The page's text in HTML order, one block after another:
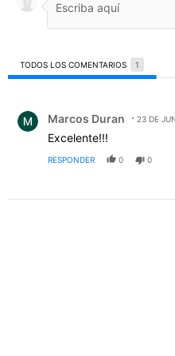
TODOS LOS COMENTARIOS 1
Marcos Duran 23 DE
Excelente!!!
RESPONDER 0 0